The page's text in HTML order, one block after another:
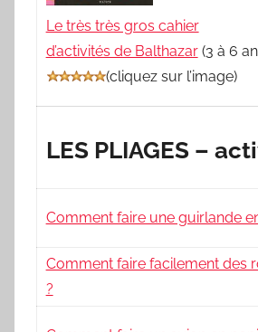
Le très très gros cahier
d’activités de Balthazar(3 à 6
(cliquez sur l’image)
LES PLIAGES –
Comment faire une guirlande
Comment faire facilement des
?